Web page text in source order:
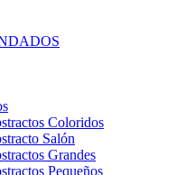
Coloridos
Salón
Grandes
Pequeños